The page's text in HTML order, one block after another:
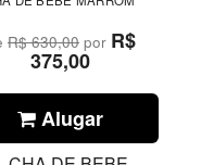
R$ 630,00 por R$
375,00
Alugar